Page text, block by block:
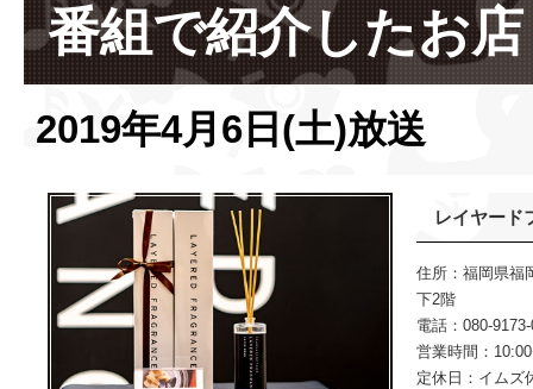
番組で紹介したお店
2019年4月6日(土)放送
レイヤード
住所：福岡県福
下2階
電話：080-
営業時間：
定休日：イムズ